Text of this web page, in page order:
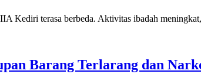
Kediri terasa berbeda. Aktivitas ibadah
Barang Terlarang dan